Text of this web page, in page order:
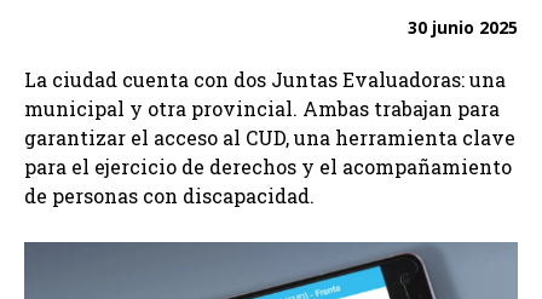
30 junio 2025
La ciudad cuenta con dos Juntas Evaluadoras: una
municipal y otra provincial. Ambas trabajan para
garantizar el acceso al CUD, una herramienta clave
para el ejercicio de derechos y el acompañamiento
de personas con discapacidad.